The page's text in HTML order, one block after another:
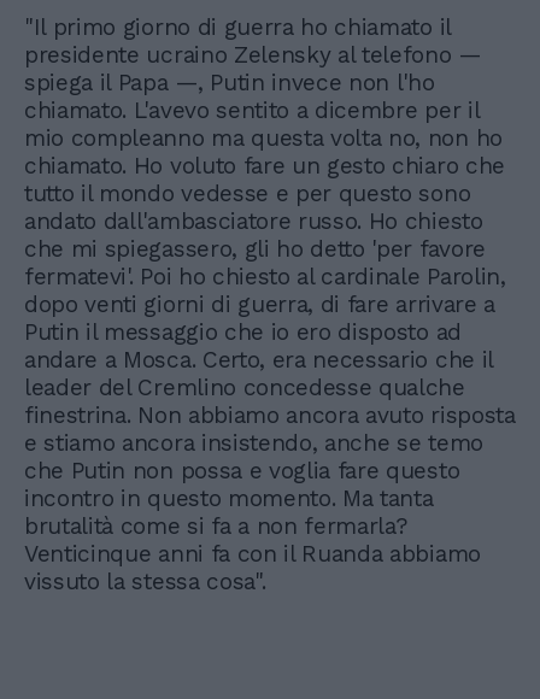
"Il primo giorno di guerra ho chiamato il
presidente ucraino Zelensky al telefono —
spiega il Papa —, Putin invece non l'ho
chiamato. L'avevo sentito a dicembre per il
mio compleanno ma questa volta no, non ho
chiamato. Ho voluto fare un gesto chiaro che
tutto il mondo vedesse e per questo sono
andato dall'ambasciatore russo. Ho chiesto
che mi spiegassero, gli ho detto 'per favore
fermatevi'. Poi ho chiesto al cardinale Parolin,
dopo venti giorni di guerra, di fare arrivare a
Putin il messaggio che io ero disposto ad
andare a Mosca. Certo, era necessario che il
leader del Cremlino concedesse qualche
finestrina. Non abbiamo ancora avuto risposta
e stiamo ancora insistendo, anche se temo
che Putin non possa e voglia fare questo
incontro in questo momento. Ma tanta
brutalità come si fa a non fermarla?
Venticinque anni fa con il Ruanda abbiamo
vissuto la stessa cosa".